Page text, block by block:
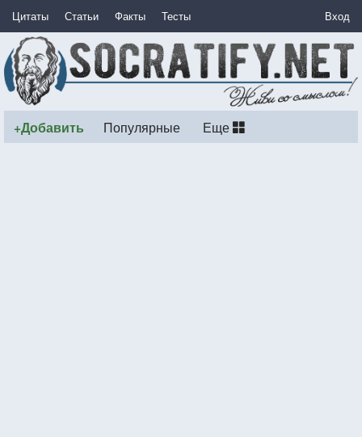
Цитаты Статьи Факты Тесты Вход
+Добавить Популярные Еще